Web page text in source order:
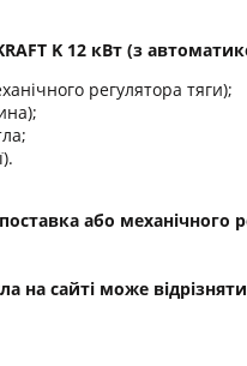
K 12 кВт (з
регулятора тяги);
або
на сайті може